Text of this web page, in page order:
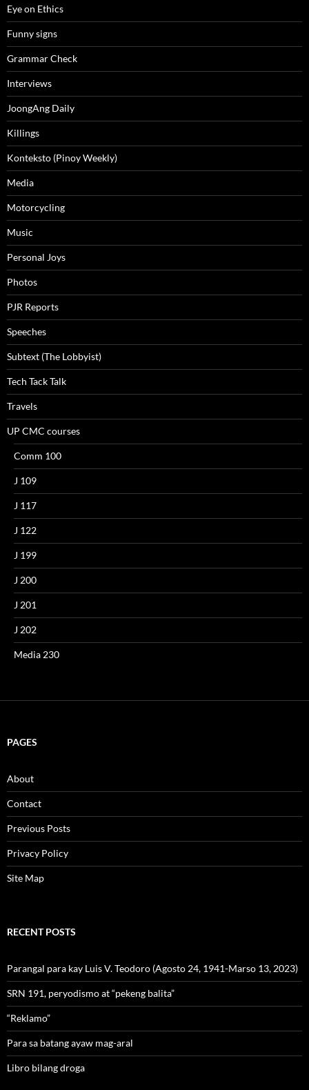
Eye on Ethics
Funny signs
Grammar Check
Interviews
JoongAng Daily
Killings
Konteksto (Pinoy Weekly)
Media
Motorcycling
Music
Personal Joys
Photos
PJR Reports
Speeches
Subtext (The Lobbyist)
Tech Tack Talk
Travels
UP CMC courses
Comm 100
J 109
J 117
J 122
J 199
J 200
J 201
J 202
Media 230
PAGES
About
Contact
Previous Posts
Privacy Policy
Site Map
RECENT POSTS
Parangal para kay Luis V. Teodoro (Agosto 24, 1941-Marso 13, 2023)
SRN 191, peryodismo at “pekeng balita”
“Reklamo”
Para sa batang ayaw mag-aral
Libro bilang droga